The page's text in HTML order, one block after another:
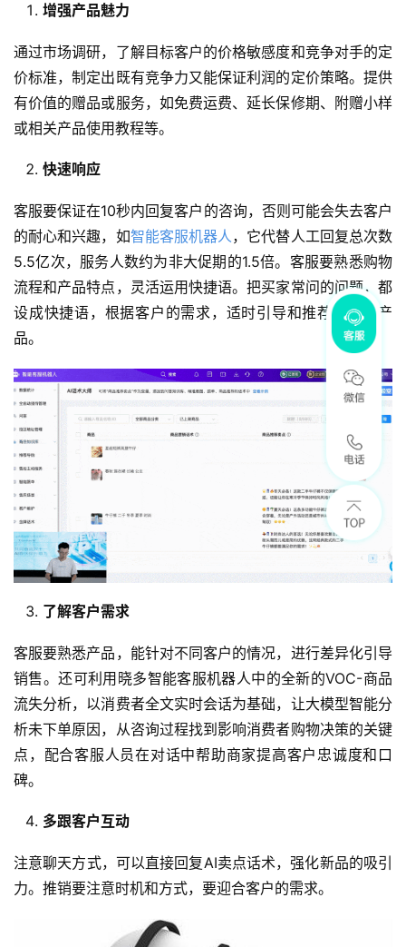
增强产品魅力
通过市场调研，了解目标客户的价格敏感度和竞争对手的定
价标准，制定出既有竞争力又能保证利润的定价策略。提供
有价值的赠品或服务，如免费运费、延长保修期、附赠小样
或相关产品使用教程等。
快速响应
客服要保证在10秒内回复客户的咨询，否则可能会失去客户
的耐心和兴趣，如智能客服机器人，它代替人工回复总次数
5.5亿次，服务人数约为非大促期的1.5倍。客服要熟悉购物
流程和产品特点，灵活运用快捷语。把买家常问的问题，都
设成快捷语，根据客户的需求，适时引导和推荐合适的产
品。
了解客户需求
客服要熟悉产品，能针对不同客户的情况，进行差异化引导
销售。还可利用晓多智能客服机器人中的全新的VOC-商品
流失分析，以消费者全文实时会话为基础，让大模型智能分
析未下单原因，从咨询过程找到影响消费者购物决策的关键
点，配合客服人员在对话中帮助商家提高客户忠诚度和口
碑。
多跟客户互动
注意聊天方式，可以直接回复AI卖点话术，强化新品的吸引
力。推销要注意时机和方式，要迎合客户的需求。